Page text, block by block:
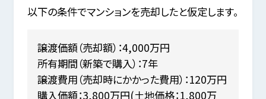
以下の条件でマンションを売却したと仮定します。
譲渡価額（売却額）：4,000万円
所有期間（新築で購入）：7年
譲渡費用（売却時にかかった費用）：120万円
購入価額：3,800万円(土地価格：1,800万